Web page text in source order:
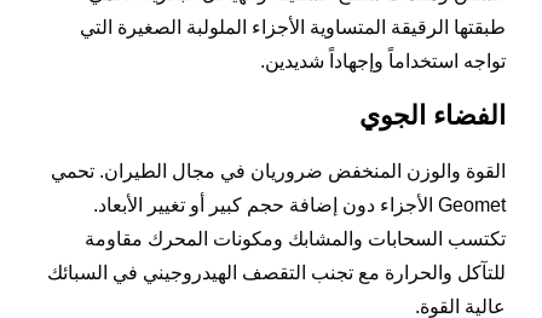
طبقتها الرقيقة المتساوية الأجزاء الملولبة الصغيرة التي
تواجه استخداماً وإجهاداً شديدين.
الفضاء الجوي
القوة والوزن المنخفض ضروريان في مجال الطيران. تحمي
Geomet الأجزاء دون إضافة حجم كبير أو تغيير الأبعاد.
تكتسب السحابات والمشابك ومكونات المحرك مقاومة
للتآكل والحرارة مع تجنب التقصف الهيدروجيني في السبائك
عالية القوة.